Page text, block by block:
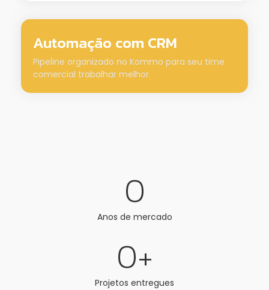
Automação com CRM
Pipeline organizado no Kommo para seu time
comercial trabalhar melhor.
Anos de mercado
0
Projetos entregues
0+